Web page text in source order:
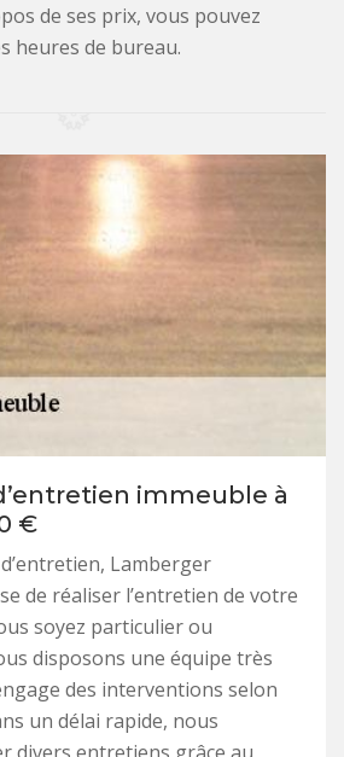
de ses prix, vous pouvez
heures de bureau.
immeuble à
€
Lamberger
de réaliser l’entretien de votre
soyez particulier ou
disposons une équipe très
des interventions selon
un délai rapide, nous